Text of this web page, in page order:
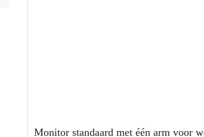
Monitor standaard met één arm voor